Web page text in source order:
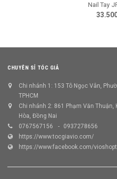
Nail Tay
CHUYÊN SỈ TÓC GIẢ
Chi nhánh 1: 153 Tô Ngọc Vân,
TPHCM
Chi nhánh 2: 861 Phạm Văn Thuận,
Hòa, Đồng Nai
0767567156
0937278656
https://www.tocgiavio.com/
https://www.facebook.com/